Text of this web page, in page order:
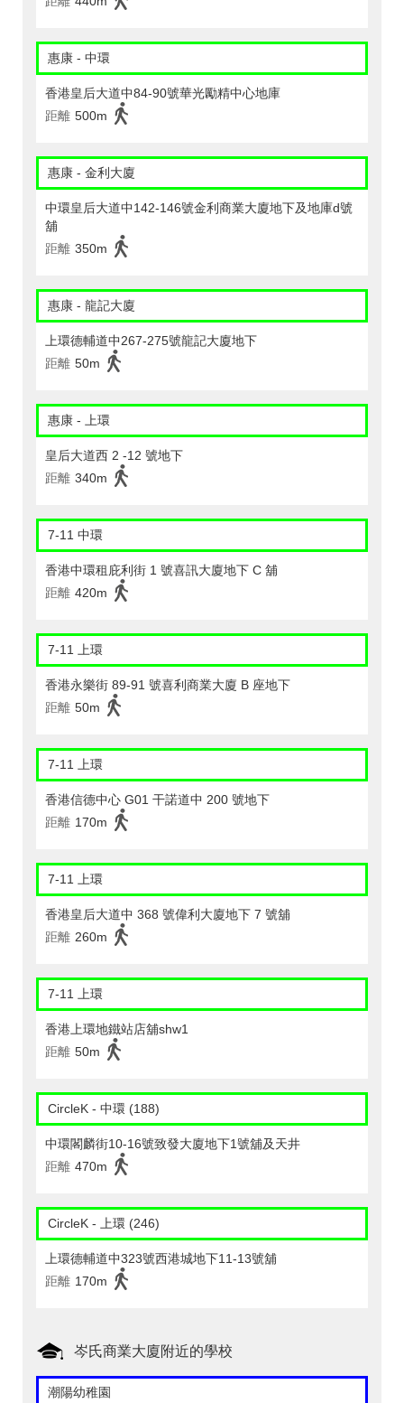
惠康 - 中環
香港皇后大道中84-90號華光勵精中心地庫
距離 500m
惠康 - 金利大廈
中環皇后大道中142-146號金利商業大廈地下及地庫d號
舖
距離 350m
惠康 - 龍記大廈
上環德輔道中267-275號龍記大廈地下
距離 50m
惠康 - 上環
皇后大道西 2 -12 號地下
距離 340m
7-11 中環
香港中環租庇利街 1 號喜訊大廈地下 C 舖
距離 420m
7-11 上環
香港永樂街 89-91 號喜利商業大廈 B 座地下
距離 50m
7-11 上環
香港信德中心 G01 干諾道中 200 號地下
距離 170m
7-11 上環
香港皇后大道中 368 號偉利大廈地下 7 號舖
距離 260m
7-11 上環
香港上環地鐵站店舖shw1
距離 50m
CircleK - 中環 (188)
中環閣麟街10-16號致發大廈地下1號舖及天井
距離 470m
CircleK - 上環 (246)
上環德輔道中323號西港城地下11-13號舖
距離 170m
岑氏商業大廈附近的學校
潮陽幼稚園